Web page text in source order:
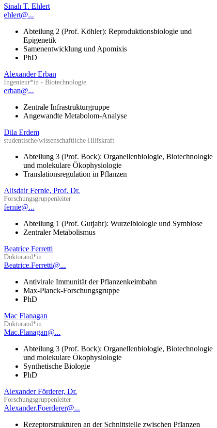
Sinah T. Ehlert
ehlert@...
Abteilung 2 (Prof. Köhler): Reproduktionsbiologie und
Epigenetik
Samenentwicklung und Apomixis
PhD
Alexander Erban
Ingenieur*in - Biotechnologie
erban@...
Zentrale Infrastrukturgruppe
Angewandte Metabolom-Analyse
Dila Erdem
studentische/wissenschaftliche Hilfskraft
Abteilung 3 (Prof. Bock): Organellenbiologie, Biotechnologie
und molekulare Ökophysiologie
Translationsregulation in Pflanzen
Alisdair Fernie, Prof. Dr.
Forschungsgruppenleiter
fernie@...
Abteilung 1 (Prof. Gutjahr): Wurzelbiologie und Symbiose
Zentraler Metabolismus
Beatrice Ferretti
Doktorand*in
Beatrice.Ferretti@...
Antivirale Immunität der Pflanzenkeimbahn
Max-Planck-Forschungsgruppe
PhD
Mac Flanagan
Doktorand*in
Mac.Flanagan@...
Abteilung 3 (Prof. Bock): Organellenbiologie, Biotechnologie
und molekulare Ökophysiologie
Synthetische Biologie
PhD
Alexander Förderer, Dr.
Forschungsgruppenleiter
Alexander.Foerderer@...
Rezeptorstrukturen an der Schnittstelle zwischen Pflanzen